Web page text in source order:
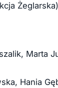
Żeglarska)
Marta
Hania